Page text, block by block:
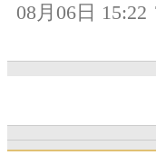
08月06日 15:22